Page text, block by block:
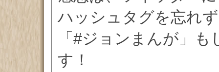
ハッシュタグを忘れ
「#ジョンまんが」
す！